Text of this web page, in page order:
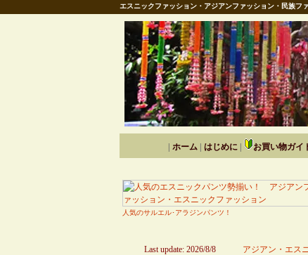
エスニックファッション・アジアンファッション・民族フ
ホーム| はじめに| お買い物ガイ
人気のサルエル･アラジンパンツ！
アジアン・エス
Last update: 2026/8/8